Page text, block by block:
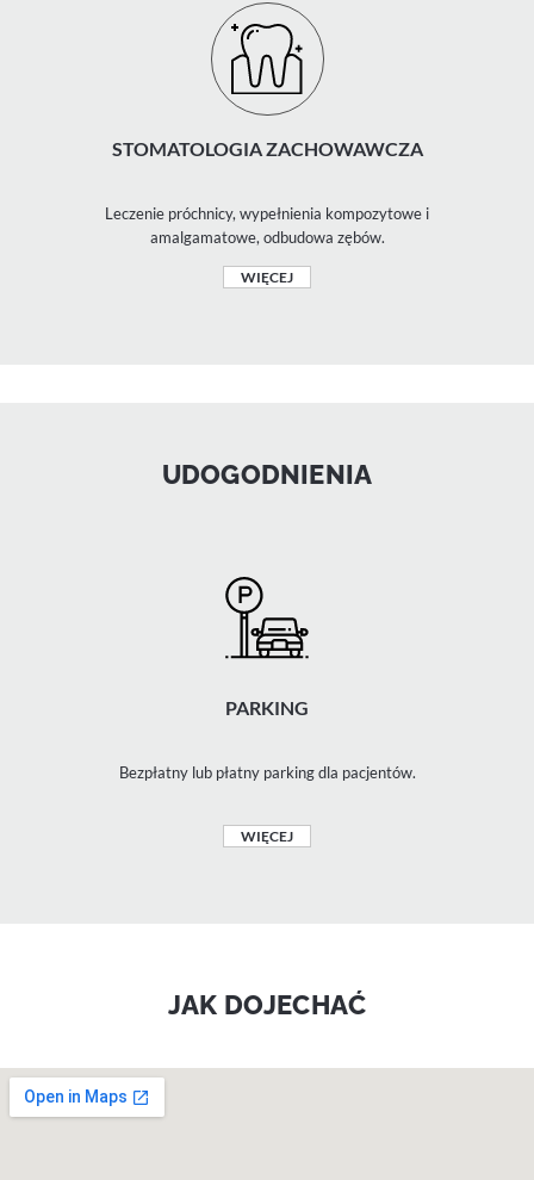
STOMATOLOGIA ZACHOWAWCZA
Leczenie próchnicy, wypełnienia kompozytowe i
amalgamatowe, odbudowa zębów.
WIĘCEJ
UDOGODNIENIA
PARKING
Bezpłatny lub płatny parking dla pacjentów.
WIĘCEJ
JAK DOJECHAĆ